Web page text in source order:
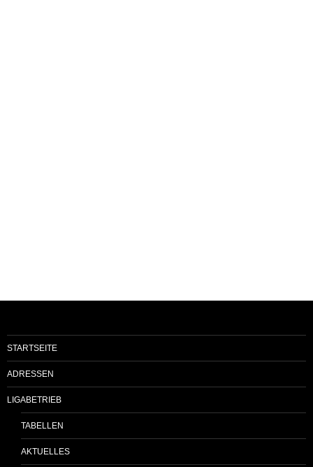
STARTSEITE
ADRESSEN
LIGABETRIEB
TABELLEN
AKTUELLES